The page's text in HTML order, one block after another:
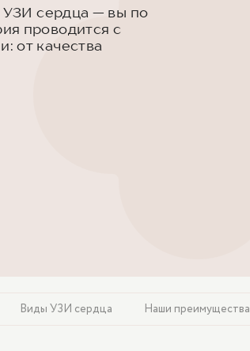
УЗИ сердца — вы по
проводится с
от качества
Виды УЗИ сердца Наши преимущества